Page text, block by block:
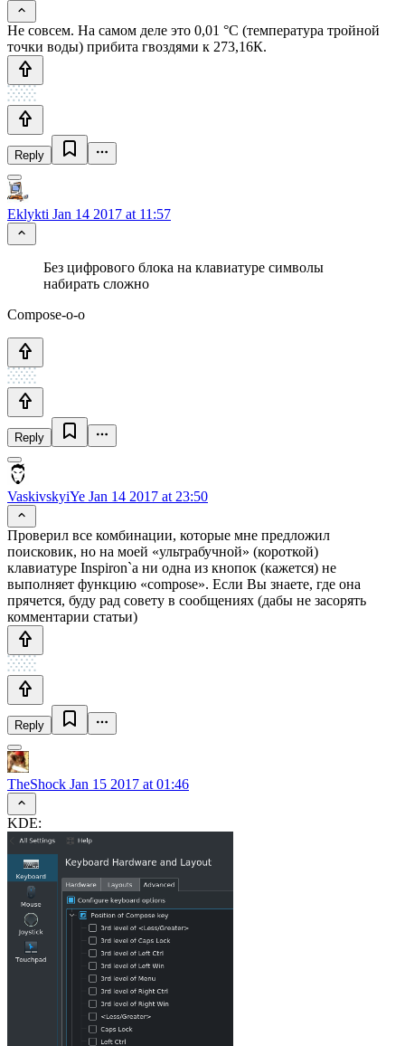
Не совсем. На самом деле это 0,01 °C (температура тройной
точки воды) прибита гвоздями к 273,16К.
Reply
Eklykti Jan 14 2017 at 11:57
Без цифрового блока на клавиатуре символы
набирать сложно
Compose-o-o
Reply
VaskivskyiYe Jan 14 2017 at 23:50
Проверил все комбинации, которые мне предложил
поисковик, но на моей «ультрабучной» (короткой)
клавиатуре Inspiron`а ни одна из кнопок (кажется) не
выполняет функцию «compose». Если Вы знаете, где она
прячется, буду рад совету в сообщениях (дабы не засорять
комментарии статьи)
Reply
TheShock Jan 15 2017 at 01:46
KDE: